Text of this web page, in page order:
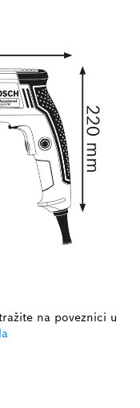
na poveznici u